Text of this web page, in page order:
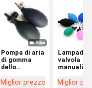
Pompa di aria
di gomma
dello
dell'aria con
Miglior prezzo
valvola
manuali
della
Miglior